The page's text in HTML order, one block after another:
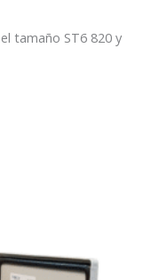
tamaño ST6 820 y